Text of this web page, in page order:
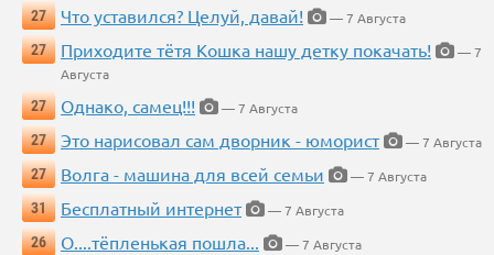
27
Что уставился? Целуй, давай!
— 7 Августа
27
Приходите тётя Кошка нашу детку покачать!
— 7
Августа
27
Однако, самец!!!
— 7 Августа
27
Это нарисовал сам дворник - юморист
— 7 Августа
27
Волга - машина для всей семьи
— 7 Августа
31
Бесплатный интернет
— 7 Августа
26
О....тёпленькая пошла...
— 7 Августа